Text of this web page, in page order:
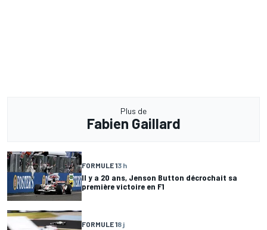
Plus de
Fabien Gaillard
FORMULE 13 h
Il y a 20 ans, Jenson Button décrochait sa
première victoire en F1
FORMULE 18 j